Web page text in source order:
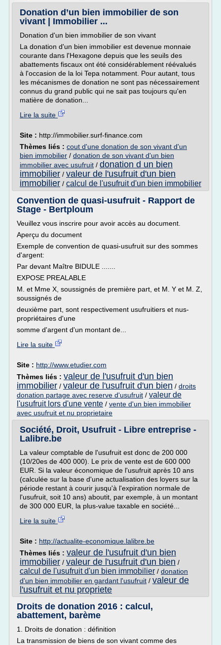
Donation d’un bien immobilier de son
vivant | Immobilier ...
Donation d'un bien immobilier de son vivant
La donation d'un bien immobilier est devenue monnaie
courante dans l'Hexagone depuis que les seuils des
abattements fiscaux ont été considérablement réévalués
à l'occasion de la loi Tepa notamment. Pour autant, tous
les mécanismes de donation ne sont pas nécessairement
connus du grand public qui ne sait pas toujours qu'en
matière de donation...
Lire la suite
Site : http://immobilier.surf-finance.com
Thèmes liés : cout d'une donation de son vivant d'un
bien immobilier / donation de son vivant d'un bien
immobilier avec usufruit / donation d un bien
immobilier / valeur de l'usufruit d'un bien
immobilier / calcul de l'usufruit d'un bien immobilier
Convention de quasi-usufruit - Rapport de
Stage - Bertploum
Veuillez vous inscrire pour avoir accès au document.
Aperçu du document
Exemple de convention de quasi-usufruit sur des sommes
d'argent:
Par devant Maître BIDULE .......
EXPOSE PREALABLE
M. et Mme X, soussignés de première part, et M. Y et M. Z,
soussignés de
deuxième part, sont respectivement usufruitiers et nus-
propriétaires d'une
somme d'argent d'un montant de...
Lire la suite
Site : http://www.etudier.com
Thèmes liés : valeur de l'usufruit d'un bien
immobilier / valeur de l'usufruit d'un bien / droits
donation partage avec reserve d'usufruit / valeur de
l'usufruit lors d'une vente / vente d'un bien immobilier
avec usufruit et nu proprietaire
Société, Droit, Usufruit - Libre entreprise -
Lalibre.be
La valeur comptable de l'usufruit est donc de 200 000
(10/20es de 400 000). Le prix de vente est de 600 000
EUR. Si la valeur économique de l'usufruit après 10 ans
(calculée sur la base d'une actualisation des loyers sur la
période restant à courir jusqu'à l'expiration normale de
l'usufruit, soit 10 ans) aboutit, par exemple, à un montant
de 300 000 EUR, la plus-value taxable en société...
Lire la suite
Site : http://actualite-economique.lalibre.be
Thèmes liés : valeur de l'usufruit d'un bien
immobilier / valeur de l'usufruit d'un bien /
calcul de l'usufruit d'un bien immobilier / donation
d'un bien immobilier en gardant l'usufruit / valeur de
l'usufruit et nu propriete
Droits de donation 2016 : calcul,
abattement, barème
1. Droits de donation : définition
La transmission de biens de son vivant comme des